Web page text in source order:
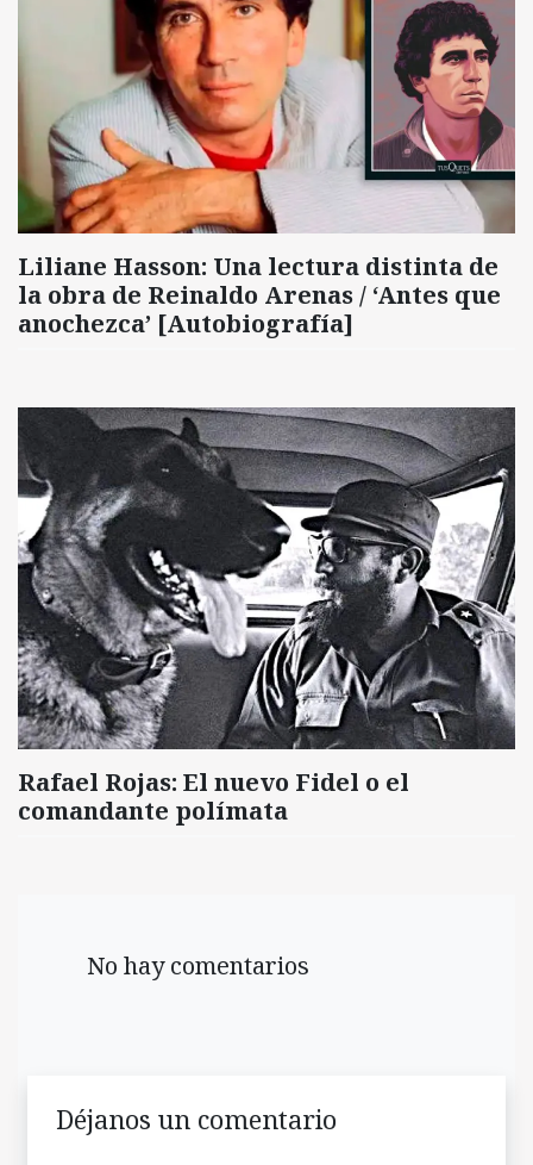
Liliane Hasson: Una lectura distinta de
la obra de Reinaldo Arenas / ‘Antes que
anochezca’ [Autobiografía]
Rafael Rojas: El nuevo Fidel o el
comandante polímata
No hay comentarios
Déjanos un comentario